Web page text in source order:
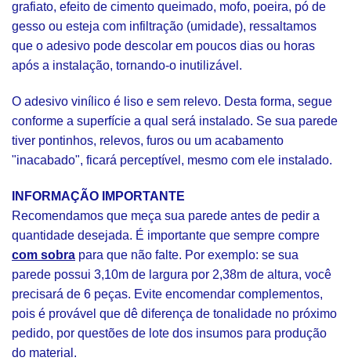
grafiato, efeito de cimento queimado, mofo, poeira, pó de
gesso ou esteja com infiltração (umidade), ressaltamos
que o adesivo pode descolar em poucos dias ou horas
após a instalação, tornando-o inutilizável.
O adesivo vinílico é liso e sem relevo. Desta forma, segue
conforme a superfície a qual será instalado. Se sua parede
tiver pontinhos, relevos, furos ou um acabamento
"inacabado", ficará perceptível, mesmo com ele instalado.
INFORMAÇÃO IMPORTANTE
Recomendamos que meça sua parede antes de pedir a
quantidade desejada. É importante que sempre compre
com sobra para que não falte. Por exemplo: se sua
parede possui 3,10m de largura por 2,38m de altura, você
precisará de 6 peças. Evite encomendar complementos,
pois é provável que dê diferença de tonalidade no próximo
pedido, por questões de lote dos insumos para produção
do material.